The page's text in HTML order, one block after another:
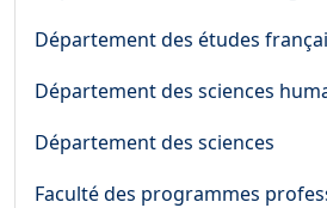
Département des études
Département des sciences
Département des sciences
Faculté des programmes